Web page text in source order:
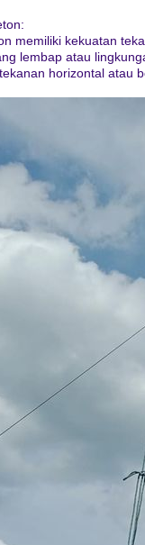
memiliki kekuatan
lembap atau
horizontal atau